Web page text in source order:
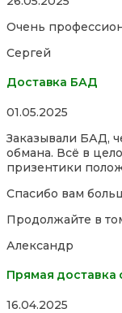
out
5
Очень
Сергей
Доставка БАД
Rated
out
of
5
01.05.2025
Заказывали БАД,
обмана. Всё в
призентики
Спасибо вам
Продолжайте в
Александр
Прямая доставка
Rated
16.04.2025